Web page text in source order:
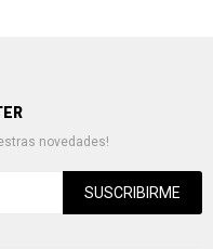
novedades!
SUSCRIBIRME